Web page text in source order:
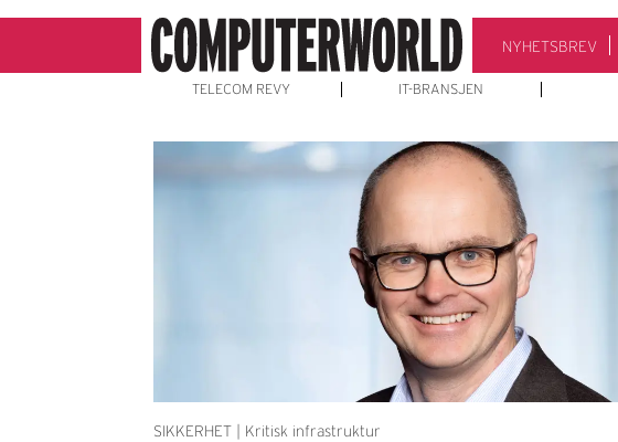
NYHETSBREV
TELECOM REVY IT-BRANSJEN
SIKKERHET | Kritisk infrastruktur